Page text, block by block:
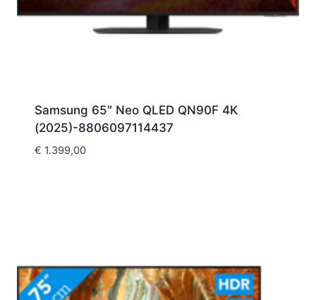
Samsung 65″ Neo QLED QN90F 4K
(2025)-8806097114437
€ 1.399,00